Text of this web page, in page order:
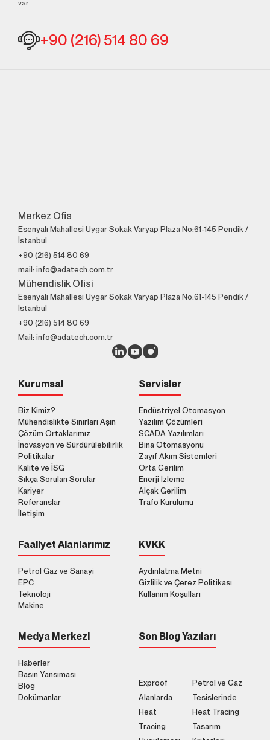
var.
+90 (216) 514 80 69
Merkez Ofis
Esenyalı Mahallesi Uygar Sokak Varyap Plaza No:61-145 Pendik /
İstanbul
+90 (216) 514 80 69
mail: info@adatech.com.tr
Mühendislik Ofisi
Esenyalı Mahallesi Uygar Sokak Varyap Plaza No:61-145 Pendik /
İstanbul
+90 (216) 514 80 69
Mail: info@adatech.com.tr
Kurumsal
Biz Kimiz?
Mühendislikte Sınırları Aşın
Çözüm Ortaklarımız
İnovasyon ve Sürdürülebilirlik
Politikalar
Kalite ve İSG
Sıkça Sorulan Sorular
Kariyer
Referanslar
İletişim
Servisler
Endüstriyel Otomasyon
Yazılım Çözümleri
SCADA Yazılımları
Bina Otomasyonu
Zayıf Akım Sistemleri
Orta Gerilim
Enerji İzleme
Alçak Gerilim
Trafo Kurulumu
Faaliyet Alanlarımız
Petrol Gaz ve Sanayi
EPC
Teknoloji
Makine
KVKK
Aydınlatma Metni
Gizlilik ve Çerez Politikası
Kullanım Koşulları
Medya Merkezi
Haberler
Basın Yansıması
Blog
Dokümanlar
Son Blog Yazıları
Exproof
Alanlarda
Heat
Tracing
Petrol ve Gaz
Tesislerinde
Heat Tracing
Tasarım